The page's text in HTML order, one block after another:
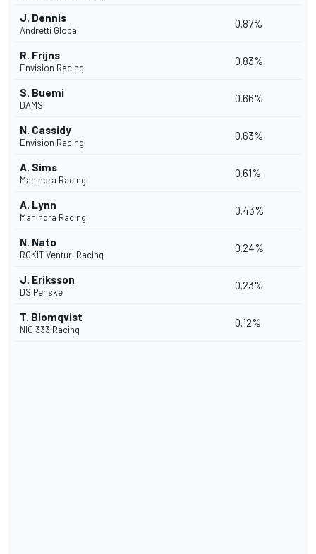
J. Dennis
Andretti Global
0.87%
R. Frijns
Envision Racing
0.83%
S. Buemi
DAMS
0.66%
N. Cassidy
Envision Racing
0.63%
A. Sims
Mahindra Racing
0.61%
A. Lynn
Mahindra Racing
0.43%
N. Nato
ROKiT Venturi Racing
0.24%
J. Eriksson
DS Penske
0.23%
T. Blomqvist
NIO 333 Racing
0.12%